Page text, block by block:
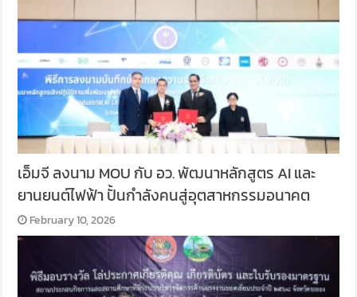
เอ็มจี ลงนาม MOU กับ อว. พัฒนาหลักสูตร AI และ
ยานยนต์ไฟฟ้า ปั้นกำลังคนสู่อุตสาหกรรมอนาคต
February 10, 2026